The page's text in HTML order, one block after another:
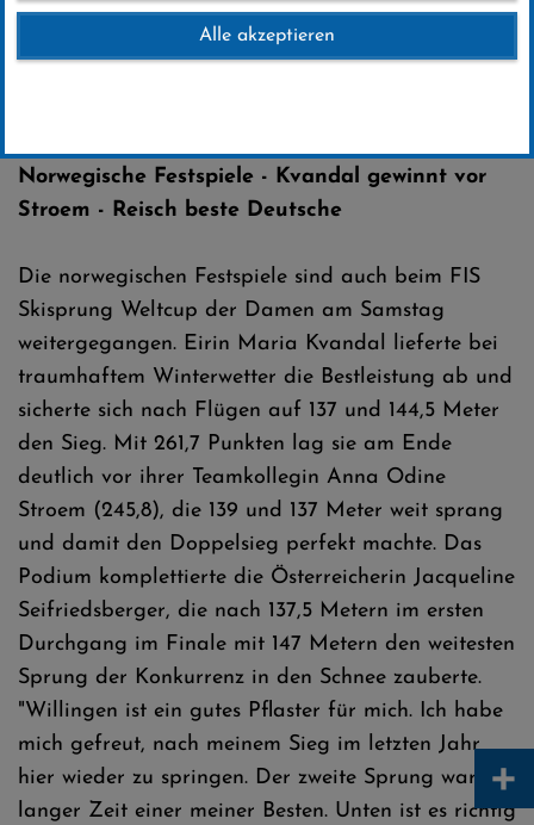
01 .Februar 2025
Norwegische Festspiele - Kvandal gewinnt vor
Stroem - Reisch beste Deutsche
Die norwegischen Festspiele sind auch beim FIS
Skisprung Weltcup der Damen am Samstag
weitergegangen. Eirin Maria Kvandal lieferte bei
traumhaftem Winterwetter die Bestleistung ab und
sicherte sich nach Flügen auf 137 und 144,5 Meter
den Sieg. Mit 261,7 Punkten lag sie am Ende
deutlich vor ihrer Teamkollegin Anna Odine
Stroem (245,8), die 139 und 137 Meter weit sprang
und damit den Doppelsieg perfekt machte. Das
Podium komplettierte die Österreicherin Jacqueline
Seifriedsberger, die nach 137,5 Metern im ersten
Durchgang im Finale mit 147 Metern den weitesten
Sprung der Konkurrenz in den Schnee zauberte.
"Willingen ist ein gutes Pflaster für mich. Ich habe
mich gefreut, nach meinem Sieg im letzten Jahr
hier wieder zu springen. Der zweite Sprung war seit
langer Zeit einer meiner Besten. Unten ist es richtig
Alle akzeptieren
+